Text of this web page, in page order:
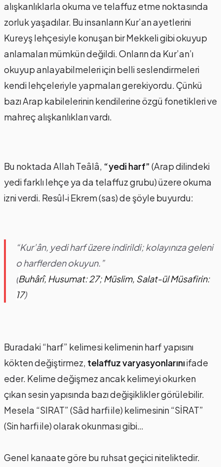
alışkanlıklarla okuma ve telaffuz etme noktasında
zorluk yaşadılar. Bu insanların Kur’an ayetlerini
Kureyş lehçesiyle konuşan bir Mekkeli gibi okuyup
anlamaları mümkün değildi. Onların da Kur’an’ı
okuyup anlayabilmeleri için belli seslendirmeleri
kendi lehçeleriyle yapmaları gerekiyordu. Çünkü
bazı Arap kabilelerinin kendilerine özgü fonetikleri ve
mahreç alışkanlıkları vardı.
Bu noktada Allah Teâlâ, “yedi harf”(Arap dilindeki
yedi farklı lehçe ya da telaffuz grubu) üzere okuma
izni verdi. Resûl‑i Ekrem (sas) de şöyle buyurdu:
“Kur’ân, yedi harf üzere indirildi; kolayınıza geleni
o harflerden okuyun.”
(Buhârî, Husumat: 27; Müslim, Salat-ül Müsafirin:
17)
Buradaki “harf” kelimesi kelimenin harf yapısını
kökten değiştirmez, telaffuz varyasyonlarınıifade
eder. Kelime değişmez ancak kelimeyi okurken
çıkan sesin yapısında bazı değişiklikler görülebilir.
Mesela “SIRAT” (Sâd harfi ile) kelimesinin “SİRAT”
(Sin harfi ile) olarak okunması gibi…
Genel kanaate göre bu ruhsat geçici niteliktedir.